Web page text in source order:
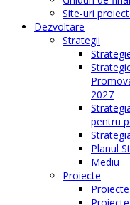
Site-uri
Dezvoltare
Strategii
2027
pentru
Planul
Mediu
Proiecte